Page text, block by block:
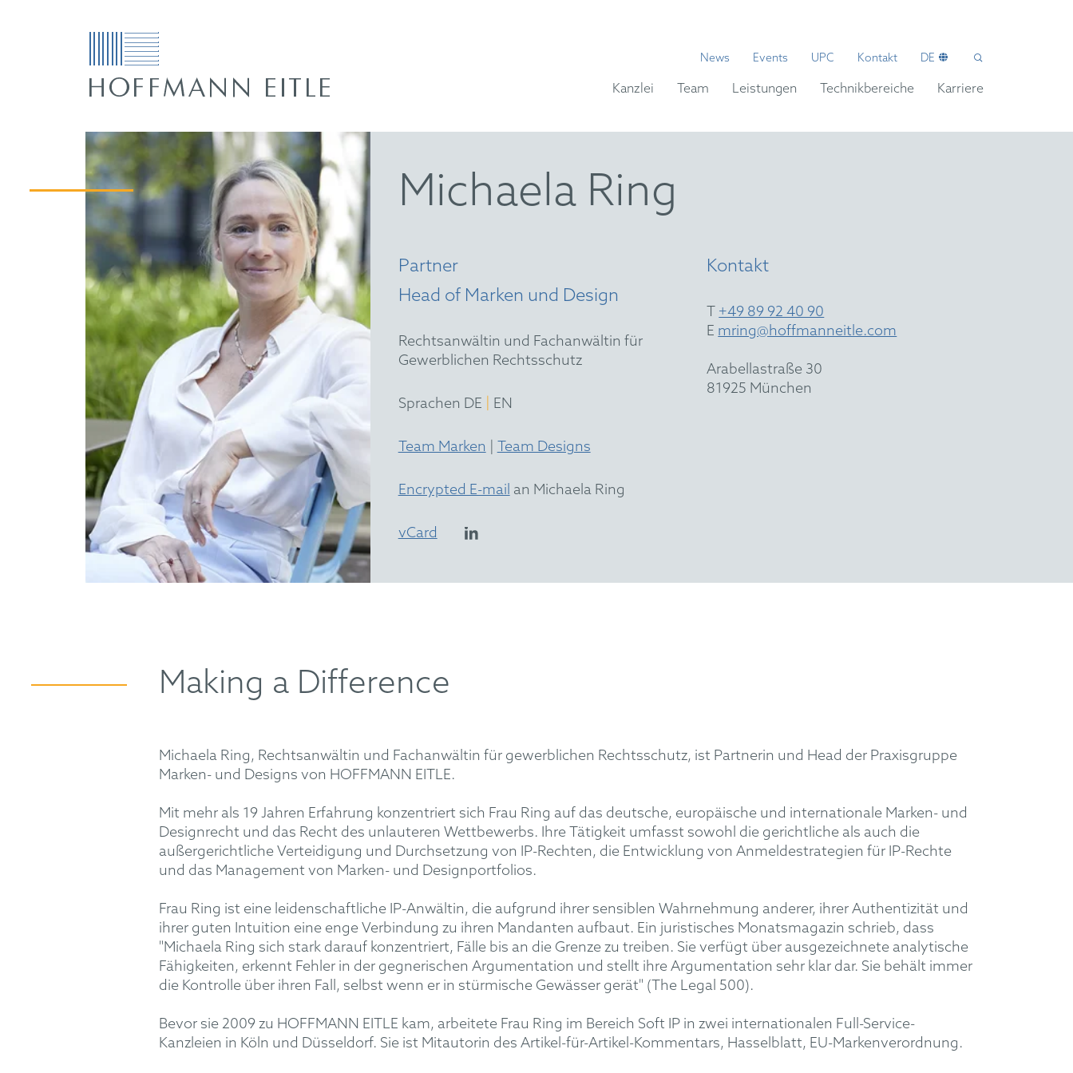
News Events UPC Kontakt DE
Kanzlei Team Leistungen Technikbereiche Karriere
Michaela Ring
Partner
Head of Marken und Design
Rechtsanwältin und Fachanwältin für
Gewerblichen Rechtsschutz
Sprachen DE EN
Team Marken Team Designs
Encrypted E-mail an Michaela Ring
vCard
Kontakt
T +49 89 92 40 90
E mring@hoffmanneitle.com
Arabellastraße 30
81925 München
Making a Difference
Michaela Ring, Rechtsanwältin und Fachanwältin für gewerblichen Rechtsschutz, ist Partnerin und Head der Praxisgruppe
Marken- und Designs von HOFFMANN EITLE.
Mit mehr als 19 Jahren Erfahrung konzentriert sich Frau Ring auf das deutsche, europäische und internationale Marken- und
Designrecht und das Recht des unlauteren Wettbewerbs. Ihre Tätigkeit umfasst sowohl die gerichtliche als auch die
außergerichtliche Verteidigung und Durchsetzung von IP-Rechten, die Entwicklung von Anmeldestrategien für IP-Rechte
und das Management von Marken- und Designportfolios.
Frau Ring ist eine leidenschaftliche IP-Anwältin, die aufgrund ihrer sensiblen Wahrnehmung anderer, ihrer Authentizität und
ihrer guten Intuition eine enge Verbindung zu ihren Mandanten aufbaut. Ein juristisches Monatsmagazin schrieb, dass
"Michaela Ring sich stark darauf konzentriert, Fälle bis an die Grenze zu treiben. Sie verfügt über ausgezeichnete analytische
Fähigkeiten, erkennt Fehler in der gegnerischen Argumentation und stellt ihre Argumentation sehr klar dar. Sie behält immer
die Kontrolle über ihren Fall, selbst wenn er in stürmische Gewässer gerät" (The Legal 500).
Bevor sie 2009 zu HOFFMANN EITLE kam, arbeitete Frau Ring im Bereich Soft IP in zwei internationalen Full-Service-
Kanzleien in Köln und Düsseldorf. Sie ist Mitautorin des Artikel-für-Artikel-Kommentars, Hasselblatt, EU-Markenverordnung.